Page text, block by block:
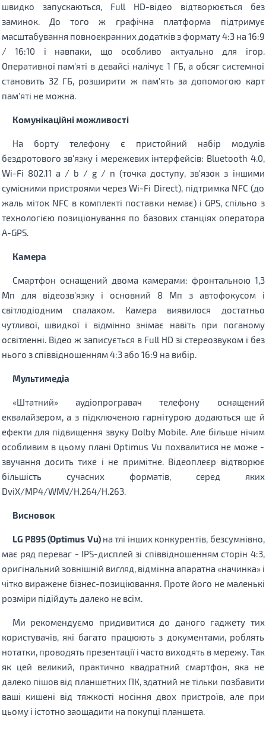
швидко запускаються, Full HD-відео відтворюється без
заминок. До того ж графічна платформа підтримує
масштабування повноекранних додатків з формату 4:3 на 16:9
/ 16:10 і навпаки, що особливо актуально для ігор.
Оперативної пам'яті в девайсі налічує 1 ГБ, а обсяг системної
становить 32 ГБ, розширити ж пам'ять за допомогою карт
пам'яті не можна.
Комунікаційні можливості
На борту телефону є пристойний набір модулів
бездротового зв'язку і мережевих інтерфейсів: Bluetooth 4.0,
Wi-Fi 802.11 а / b / g / n (точка доступу, зв'язок з іншими
сумісними пристроями через Wi-Fi Direct), підтримка NFC (до
жаль міток NFC в комплекті поставки немає) і GPS, спільно з
технологією позиціонування по базових станціях оператора
A-GPS.
Камера
Смартфон оснащений двома камерами: фронтальною 1,3
Мп для відеозв'язку і основний 8 Мп з автофокусом і
світлодіодним спалахом. Камера виявилося достатньо
чутливої, швидкої і відмінно знімає навіть при поганому
освітленні. Відео ж записується в Full HD зі стереозвуком і без
нього з співвідношенням 4:3 або 16:9 на вибір.
Мультимедіа
«Штатний» аудіопрогравач телефону оснащений
еквалайзером, а з підключеною гарнітурою додаються ще й
ефекти для підвищення звуку Dolby Mobile. Але більше нічим
особливим в цьому плані Optimus Vu похвалитися не може -
звучання досить тихе і не примітне. Відеоплеєр відтворює
більшість сучасних форматів, серед яких
DviX/MP4/WMV/H.264/H.263.
Висновок
LG P895 (Optimus Vu)на тлі інших конкурентів, безсумнівно,
має ряд переваг - IPS-дисплей зі співвідношенням сторін 4:3,
оригінальний зовнішній вигляд, відмінна апаратна «начинка» і
чітко виражене бізнес-позиціювання. Проте його не маленькі
розміри підійдуть далеко не всім.
Ми рекомендуємо придивитися до даного гаджету тих
користувачів, які багато працюють з документами, роблять
нотатки, проводять презентації і часто виходять в мережу. Так
як цей великий, практично квадратний смартфон, яка не
далеко пішов від планшетних ПК, здатний не тільки позбавити
ваші кишені від тяжкості носіння двох пристроїв, але при
цьому і істотно заощадити на покупці планшета.